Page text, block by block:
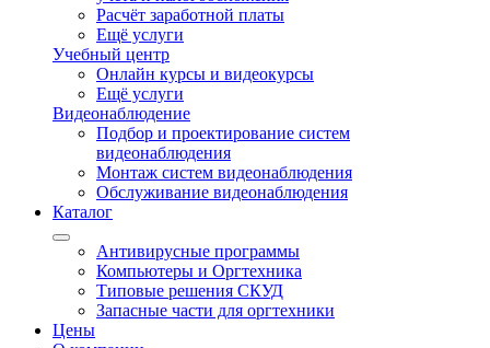
Расчёт заработной платы
Ещё услуги
Учебный центр
Онлайн курсы и видеокурсы
Ещё услуги
Видеонаблюдение
Подбор и проектирование систем
видеонаблюдения
Монтаж систем видеонаблюдения
Обслуживание видеонаблюдения
Каталог
Антивирусные программы
Компьютеры и Оргтехника
Типовые решения СКУД
Запасные части для оргтехники
Цены